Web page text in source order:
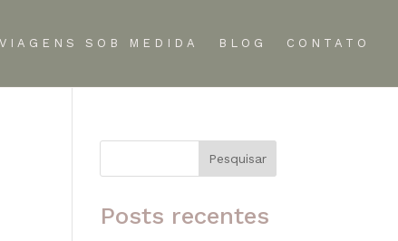
VIAGENS SOB MEDIDA BLOG CONTATO
Pesquisar
Posts recentes